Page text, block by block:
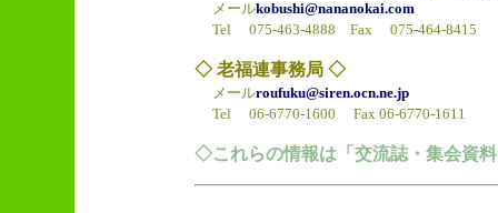
メールkobushi@nananokai.com
Tel 075-463-4888 Fax 075-464-8415
◇ 老福連事務局 ◇
メールroufuku@siren.ocn.ne.jp
Tel 06-6770-1600 Fax 06-6770-1611
◇これらの情報は「交流誌・集会資